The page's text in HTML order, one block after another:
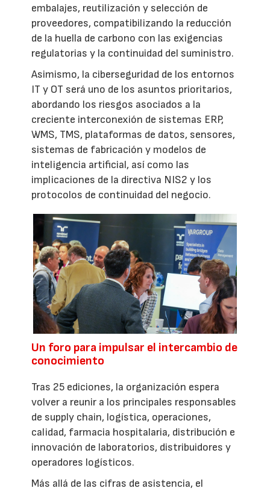
embalajes, reutilización y selección de
proveedores, compatibilizando la reducción
de la huella de carbono con las exigencias
regulatorias y la continuidad del suministro.
Asimismo, la ciberseguridad de los entornos
IT y OT será uno de los asuntos prioritarios,
abordando los riesgos asociados a la
creciente interconexión de sistemas ERP,
WMS, TMS, plataformas de datos, sensores,
sistemas de fabricación y modelos de
inteligencia artificial, así como las
implicaciones de la directiva NIS2 y los
protocolos de continuidad del negocio.
Un foro para impulsar el intercambio de
conocimiento
Tras 25 ediciones, la organización espera
volver a reunir a los principales responsables
de supply chain, logística, operaciones,
calidad, farmacia hospitalaria, distribución e
innovación de laboratorios, distribuidores y
operadores logísticos.
Más allá de las cifras de asistencia, el